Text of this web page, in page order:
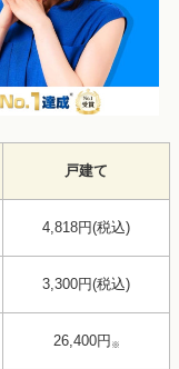
戸建て
4,818円(税込)
3,300円(税込)
26,400円 ※